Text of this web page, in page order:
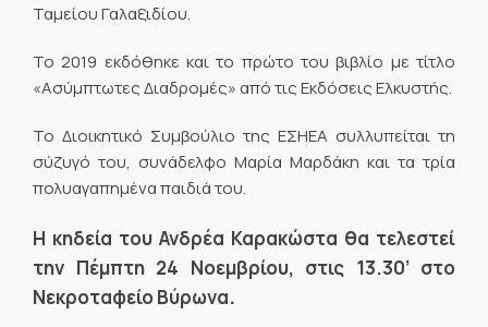
Ταμείου Γαλαξιδίου.
Το 2019 εκδόθηκε και το πρώτο του βιβλίο με τίτλο
«Ασύμπτωτες Διαδρομές» από τις Εκδόσεις Ελκυστής.
Το Διοικητικό Συμβούλιο της ΕΣΗΕΑ συλλυπείται τη
σύζυγό του, συνάδελφο Μαρία Μαρδάκη και τα τρία
πολυαγαπημένα παιδιά του.
Η κηδεία του Ανδρέα Καρακώστα θα τελεστεί
την Πέμπτη 24 Νοεμβρίου, στις 13.30’ στο
Νεκροταφείο Βύρωνα.